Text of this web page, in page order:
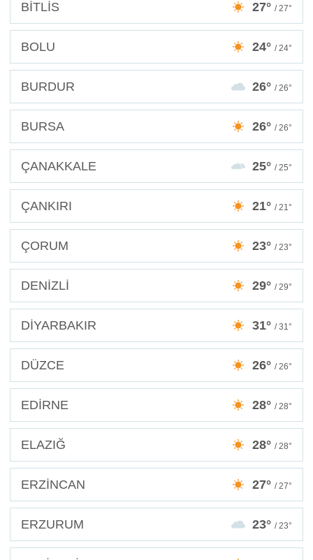
BİTLİS 27° / 27°
BOLU 24° / 24°
BURDUR 26° / 26°
BURSA 26° / 26°
ÇANAKKALE 25° / 25°
ÇANKIRI 21° / 21°
ÇORUM 23° / 23°
DENİZLİ 29° / 29°
DİYARBAKIR 31° / 31°
DÜZCE 26° / 26°
EDİRNE 28° / 28°
ELAZIĞ 28° / 28°
ERZİNCAN 27° / 27°
ERZURUM 23° / 23°